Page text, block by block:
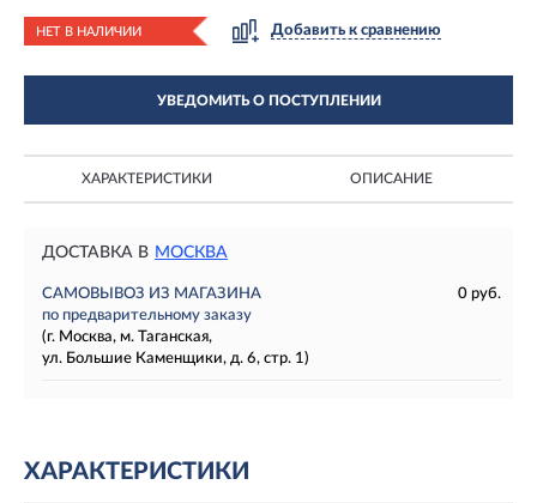
НЕТ В НАЛИЧИИ Добавить к сравнению
УВЕДОМИТЬ О ПОСТУПЛЕНИИ
ХАРАКТЕРИСТИКИ ОПИСАНИЕ
ДОСТАВКА В МОСКВА
САМОВЫВОЗ ИЗ МАГАЗИНА
0 руб.
по предварительному заказу
(г. Москва, м. Таганская,
ул. Большие Каменщики, д. 6, стр. 1)
ХАРАКТЕРИСТИКИ